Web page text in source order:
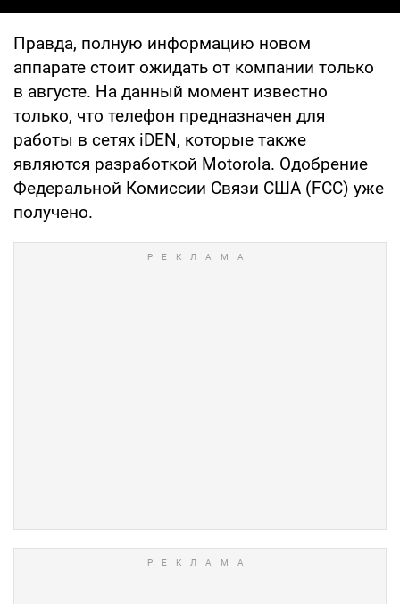
Правда, полную информацию новом
аппарате стоит ожидать от компании только
в августе. На данный момент известно
только, что телефон предназначен для
работы в сетях iDEN, которые также
являются разработкой Motorola. Одобрение
Федеральной Комиссии Связи США (FCC) уже
получено.